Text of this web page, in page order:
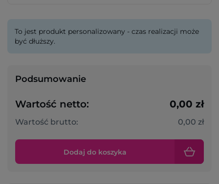
To jest produkt personalizowany - czas realizacji może
być dłuższy.
Podsumowanie
Wartość netto: 0,00 zł
Wartość brutto: 0,00 zł
Dodaj do koszyka